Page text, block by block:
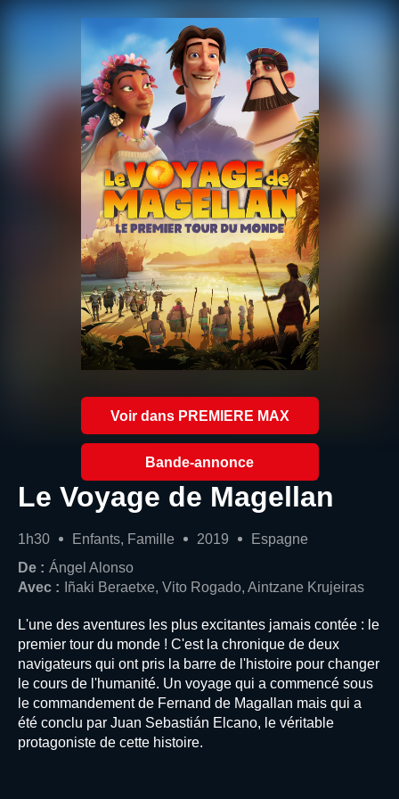
Voir dans PREMIERE MAX
Bande-annonce
Le Voyage de Magellan
1h30 Enfants, Famille 2019
Espagne
De : Ángel Alonso
Avec : Iñaki Beraetxe, Vito Rogado, Aintzane Krujeiras
L'une des aventures les plus excitantes jamais contée : le
premier tour du monde ! C'est la chronique de deux
navigateurs qui ont pris la barre de l'histoire pour changer
le cours de l'humanité. Un voyage qui a commencé sous
le commandement de Fernand de Magallan mais qui a
été conclu par Juan Sebastián Elcano, le véritable
protagoniste de cette histoire.